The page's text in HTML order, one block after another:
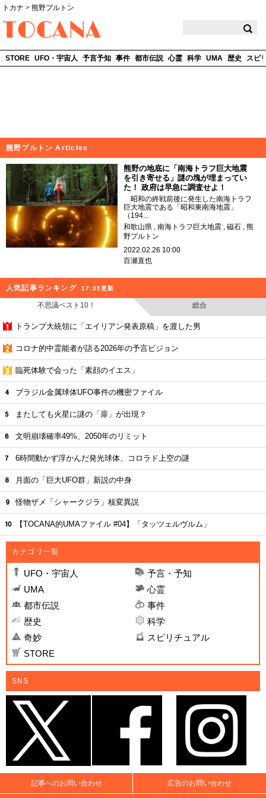
トカナ > 熊野プルトン
STORE UFO・宇宙人 予言予知 事件 都市伝説 心霊 科学 UMA 歴史 スピ
熊野プルトン Articles
熊野の地底に「南海トラフ巨大地震
を引き寄せる」謎の塊が埋まってい
た！ 政府は早急に調査せよ！
昭和の終戦前後に発生した南海トラフ
巨大地震である「昭和東南海地震」
（194...
和歌山県
南海トラフ巨大地震 磁石
熊
野プルトン
2022.02.26 10:00
百瀬直也
人気記事ランキング 17:35更新
不思議ベスト10！ 総合
トランプ大統領に「エイリアン発表原稿」を渡した男
コロナ的中霊能者が語る2026年の予言ビジョン
臨死体験で会った「素顔のイエス」
ブラジル金属球体UFO事件の機密ファイル
またしても火星に謎の「扉」が出現？
文明崩壊確率49%、2050年のリミット
6時間動かず浮かんだ発光球体、コロラド上空の謎
月面の「巨大UFO群」新説の中身
怪物ザメ「シャークジラ」核変異説
【TOCANA的UMAファイル #04】「タッツェルヴルム」
カテゴリ一覧
UFO・宇宙人
予言・予知
UMA
心霊
都市伝説
事件
歴史
科学
奇妙
スピリチュアル
STORE
SNS
記事へのお問い合わせ 広告のお問い合わせ